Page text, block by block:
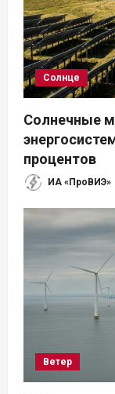
Солнце
Солнечные
процентов
ИА «ПроВИЭ»
Ветер